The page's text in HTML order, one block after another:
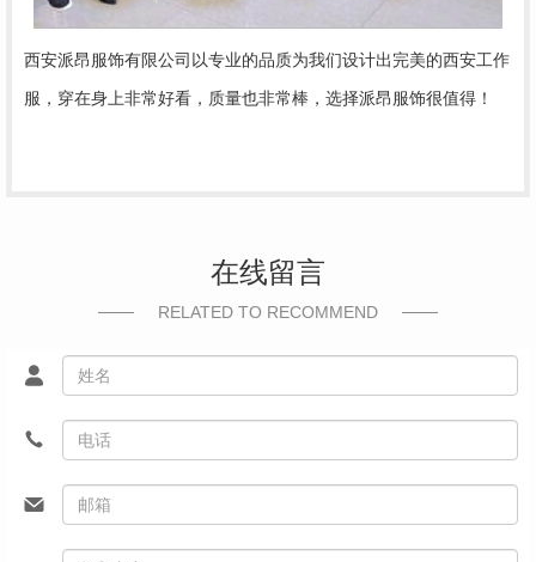
西安派昂服饰有限公司以专业的品质为我们设计出完美的西安工作
服，穿在身上非常好看，质量也非常棒，选择派昂服饰很值得！
在线留言
RELATED TO RECOMMEND